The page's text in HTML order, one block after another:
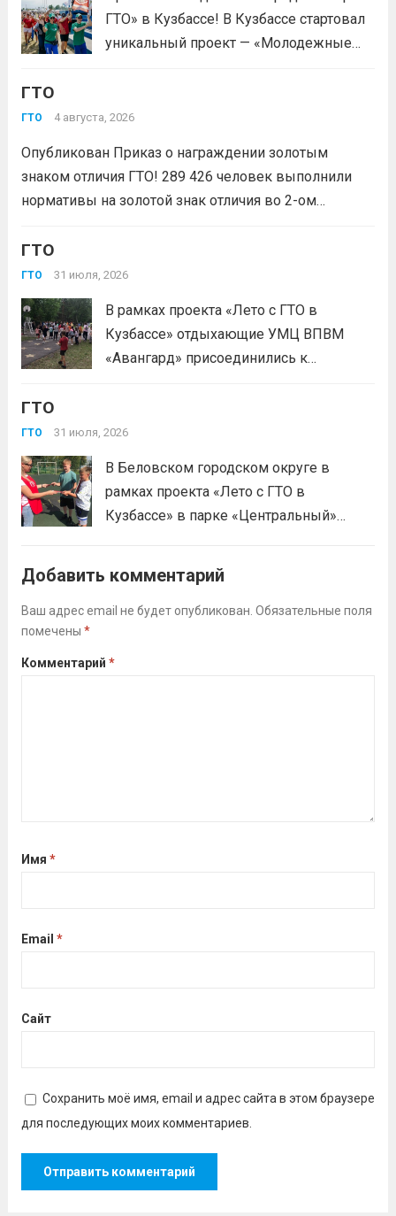
нормативы комплекса ГТО сочетаются
с народными играми, силовыми шоу и
инновационными надувными
ГТО» в Кузбассе! В Кузбассе стартовал
уникальный проект — «Молодежные
молодежных проектов среди
1сезон»! Проект направлен на
популяризацию Всероссийского
физкультурно-спортивного комплекса
ГТО
ГТО 4 августа, 2026
Опубликован Приказ о награждении золотым
знаком отличия ГТО! 289 426 человек выполнили
нормативы на золотой знак отличия во 2-ом
млн человек по всей стране проверили свои силы в
испытаниях ГТО. Приказ...
ГТО
ГТО 31 июля, 2026
В рамках проекта «Лето с ГТО в
Кузбассе» отдыхающие УМЦ ВПВМ
«Авангард» присоединились к
«Авангарда» не просто проверкой
праздником спорта.Поддерживая друг
друга, юноши и девушки показывают
отличные результаты, подтверждая,...
ГТО
ГТО 31 июля, 2026
В Беловском городском округе в
рамках проекта «Лето с ГТО в
Кузбассе» в парке «Центральный»
спортивного комплекса «Готов к труду
и обороне» (ГТО)!Все желающие
выполнении нормативов ВФСК ГТО️⁣⁣⠀Те,
Добавить комментарий
Ваш адрес email не будет опубликован. Обязательные поля
помечены *
Комментарий *
Имя *
Email *
Сайт
Сохранить моё имя, email и адрес сайта в этом браузере
для последующих моих комментариев.